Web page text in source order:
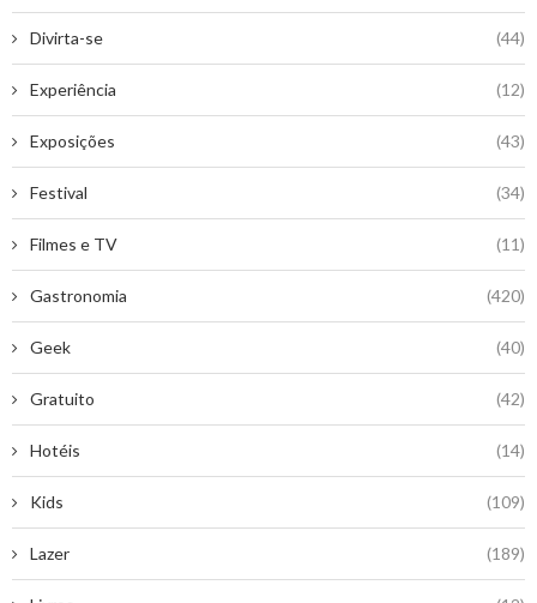
Divirta-se (44)
Experiência (12)
Exposições (43)
Festival (34)
Filmes e TV (11)
Gastronomia (420)
Geek (40)
Gratuito (42)
Hotéis (14)
Kids (109)
Lazer (189)